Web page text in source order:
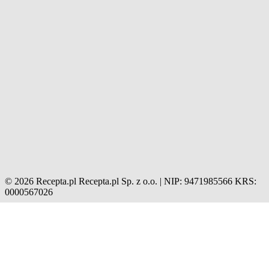
© 2026 Recepta.pl Recepta.pl Sp. z o.o. | NIP: 9471985566 KRS:
0000567026